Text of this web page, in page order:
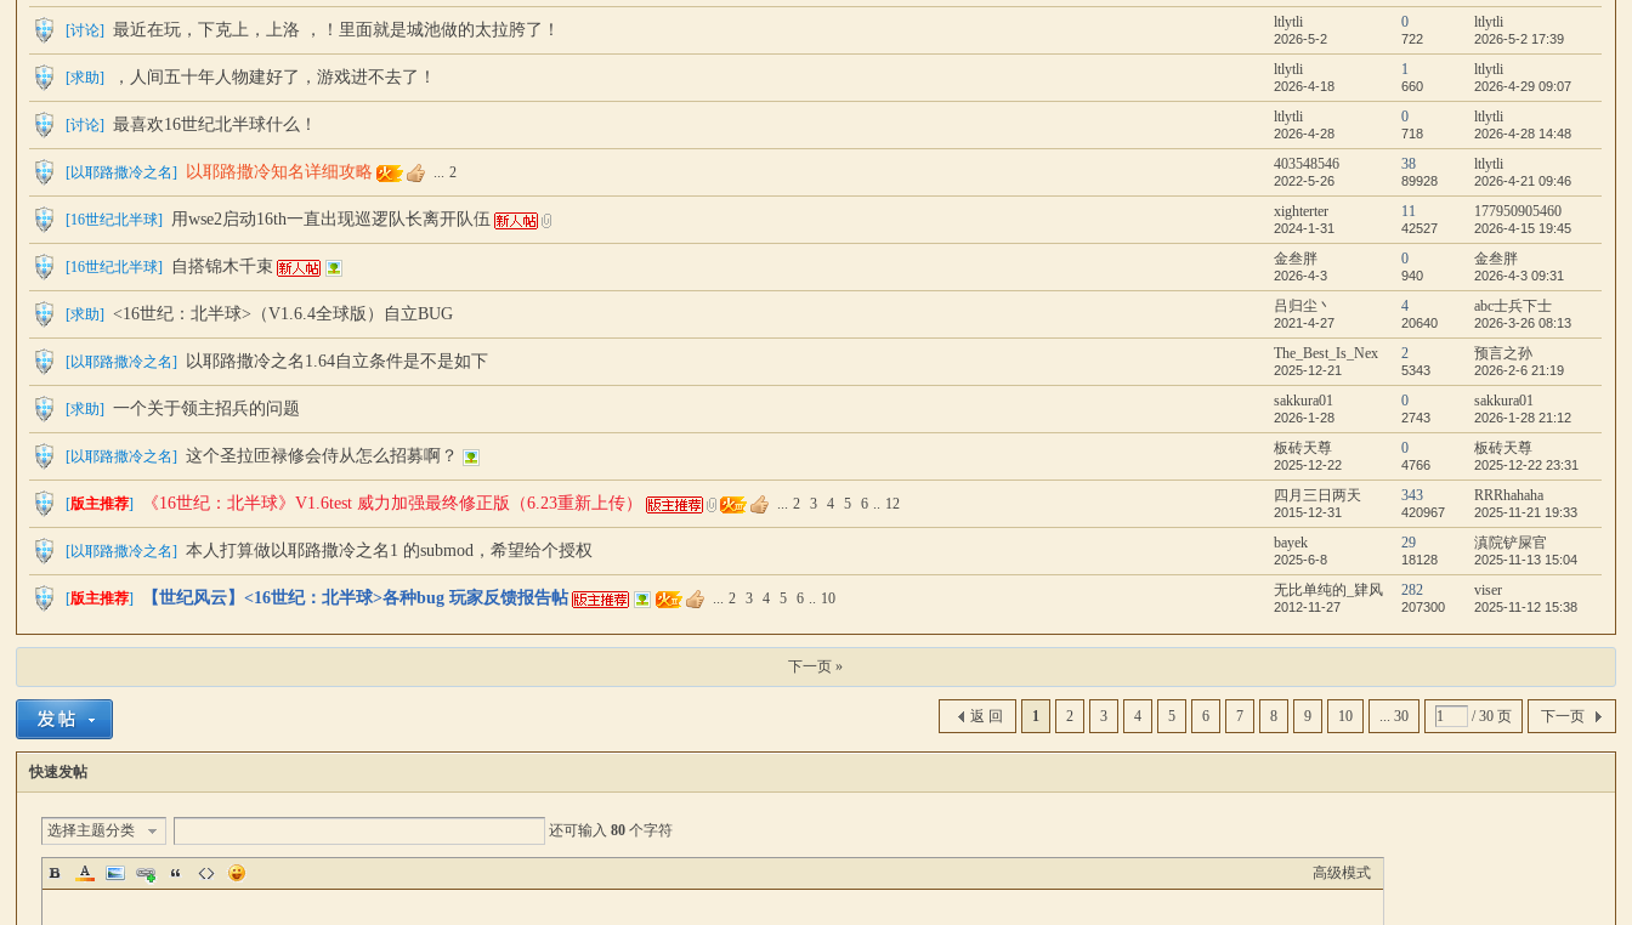
坛
[讨论] 最近在玩，下克上，上洛 ，！里面就是城池做的太拉胯了！ ltlytli
2026-5-2
0
722
ltlytli
2026-5-2 17:39
[求助] ，人间五十年人物建好了，游戏进不去了！ ltlytli
2026-4-18
1
660
ltlytli
2026-4-29 09:07
[讨论] 最喜欢16世纪北半球什么！ ltlytli
2026-4-28
0
718
ltlytli
2026-4-28 14:48
[以耶路撒冷之名] 以耶路撒冷知名详细攻略 ... 2 403548546
2022-5-26
38
89928
ltlytli
2026-4-21 09:46
[16世纪北半球] 用wse2启动16th一直出现巡逻队长离开队伍 xighterter
2024-1-31
11
42527
177950905460
2026-4-15 19:45
[16世纪北半球] 自搭锦木千束 金叁胖
2026-4-3
0
940
金叁胖
2026-4-3 09:31
[求助] <16世纪：北半球>（V1.6.4全球版）自立BUG 吕归尘丶
2021-4-27
4
20640
abc士兵下士
2026-3-26 08:13
[以耶路撒冷之名] 以耶路撒冷之名1.64自立条件是不是如下 The_Best_Is_Nex
2025-12-21
2
5343
预言之孙
2026-2-6 21:19
[求助] 一个关于领主招兵的问题 sakkura01
2026-1-28
0
2743
sakkura01
2026-1-28 21:12
[以耶路撒冷之名] 这个圣拉匝禄修会侍从怎么招募啊？ 板砖天尊
2025-12-22
0
4766
板砖天尊
2025-12-22 23:31
[版主推荐] 《16世纪：北半球》V1.6test 威力加强最终修正版（6.23重新上传） ... 2 3 4 5 6 .. 12 四月三日两天
2015-12-31
343
420967
RRRhahaha
2025-11-21 19:33
[以耶路撒冷之名] 本人打算做以耶路撒冷之名1 的submod，希望给个授权 bayek
2025-6-8
29
18128
滇院铲屎官
2025-11-13 15:04
[版主推荐] 【世纪风云】<16世纪：北半球>各种bug 玩家反馈报告帖 ... 2 3 4 5 6 .. 10 无比单纯的_肄风
2012-11-27
282
207300
viser
2025-11-12 15:38
下一页 »
1 2 3 4 5 6 7 8 9 10 ... 30 / 30 页 下一页
返 回
快速发帖
选择主题分类 还可输入80 个字符
高级模式